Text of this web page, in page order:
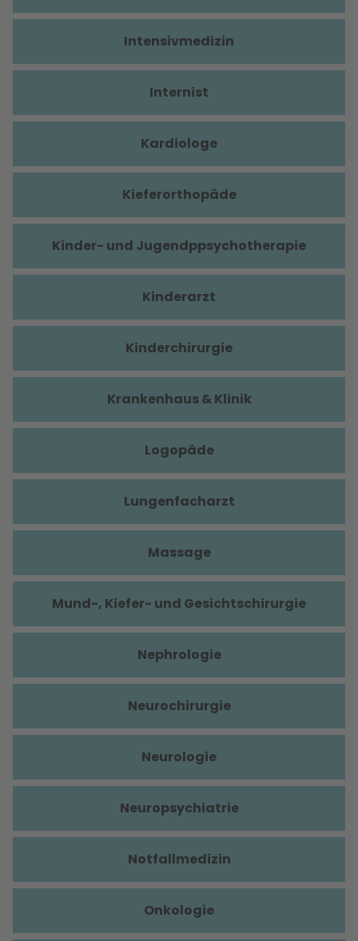
Intensivmedizin
Internist
Kardiologe
Kieferorthopäde
Kinder- und Jugendppsychotherapie
Kinderarzt
Kinderchirurgie
Krankenhaus & Klinik
Logopäde
Lungenfacharzt
Massage
Mund-, Kiefer- und Gesichtschirurgie
Nephrologie
Neurochirurgie
Neurologie
Neuropsychiatrie
Notfallmedizin
Onkologie